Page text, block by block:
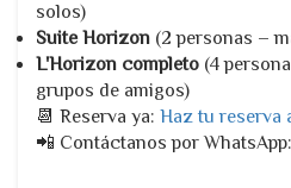
solos)
Suite Horizon (2 personas –
L'Horizon completo (4
grupos de amigos)
📆 Reserva ya: Haz tu reserva
📲 Contáctanos por